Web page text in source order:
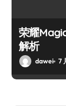
荣耀
解析
dawei 7